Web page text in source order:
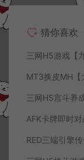
猜你喜欢